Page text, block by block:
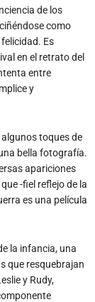
de los
como
Es
en el retrato del
entre
y
toques de
bella fotografía.
apariciones
-fiel reflejo de la
es una película
la infancia, una
que resquebrajan
y Rudy,